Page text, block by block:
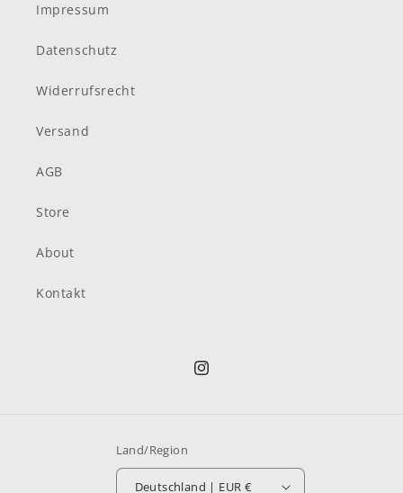
Impressum
Datenschutz
Widerrufsrecht
Versand
AGB
Store
About
Kontakt
Instagram
Land/Region
Deutschland | EUR €